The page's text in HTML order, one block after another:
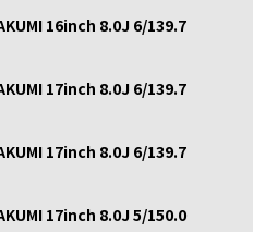
16inch 8.0J 6/139.7
17inch 8.0J 6/139.7
17inch 8.0J 6/139.7
17inch 8.0J 5/150.0